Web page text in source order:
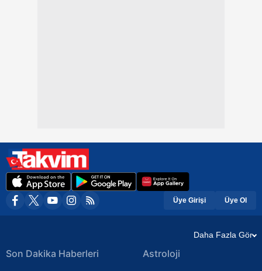
Üye Girişi Üye Ol
Daha Fazla Gör
Son Dakika Haberleri
Astroloji